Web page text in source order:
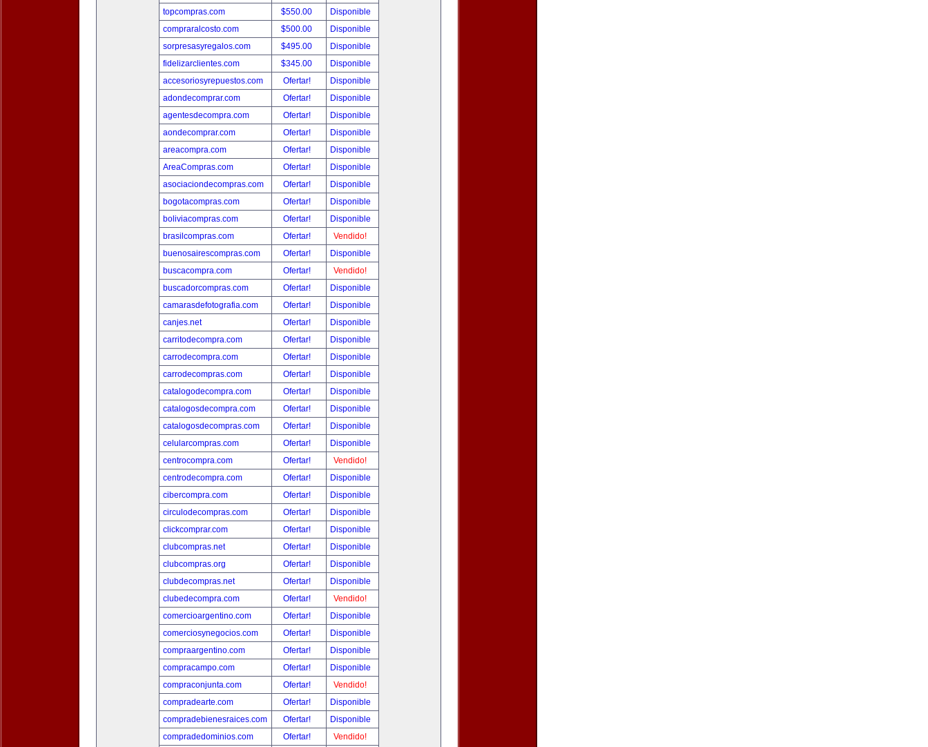
topcompras.com
$550.00
Disponible
compraralcosto.com
$500.00
Disponible
sorpresasyregalos.com
$495.00
Disponible
fidelizarclientes.com
$345.00
Disponible
accesoriosyrepuestos.com
Ofertar!
Disponible
adondecomprar.com
Ofertar!
Disponible
agentesdecompra.com
Ofertar!
Disponible
aondecomprar.com
Ofertar!
Disponible
areacompra.com
Ofertar!
Disponible
AreaCompras.com
Ofertar!
Disponible
asociaciondecompras.com
Ofertar!
Disponible
bogotacompras.com
Ofertar!
Disponible
boliviacompras.com
Ofertar!
Disponible
brasilcompras.com
Ofertar!
Vendido!
buenosairescompras.com
Ofertar!
Disponible
buscacompra.com
Ofertar!
Vendido!
buscadorcompras.com
Ofertar!
Disponible
camarasdefotografia.com
Ofertar!
Disponible
canjes.net
Ofertar!
Disponible
carritodecompra.com
Ofertar!
Disponible
carrodecompra.com
Ofertar!
Disponible
carrodecompras.com
Ofertar!
Disponible
catalogodecompra.com
Ofertar!
Disponible
catalogosdecompra.com
Ofertar!
Disponible
catalogosdecompras.com
Ofertar!
Disponible
celularcompras.com
Ofertar!
Disponible
centrocompra.com
Ofertar!
Vendido!
centrodecompra.com
Ofertar!
Disponible
cibercompra.com
Ofertar!
Disponible
circulodecompras.com
Ofertar!
Disponible
clickcomprar.com
Ofertar!
Disponible
clubcompras.net
Ofertar!
Disponible
clubcompras.org
Ofertar!
Disponible
clubdecompras.net
Ofertar!
Disponible
clubedecompra.com
Ofertar!
Vendido!
comercioargentino.com
Ofertar!
Disponible
comerciosynegocios.com
Ofertar!
Disponible
compraargentino.com
Ofertar!
Disponible
compracampo.com
Ofertar!
Disponible
compraconjunta.com
Ofertar!
Vendido!
compradearte.com
Ofertar!
Disponible
compradebienesraices.com
Ofertar!
Disponible
compradedominios.com
Ofertar! Vendido!